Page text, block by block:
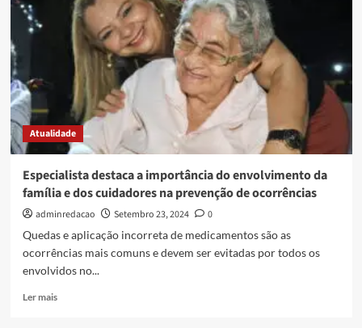
Atualidade
Especialista destaca a importância do envolvimento da
família e dos cuidadores na prevenção de ocorrências
adminredacao Setembro 23, 2024
0
Quedas e aplicação incorreta de medicamentos são as
ocorrências mais comuns e devem ser evitadas por todos os
envolvidos no...
Ler mais